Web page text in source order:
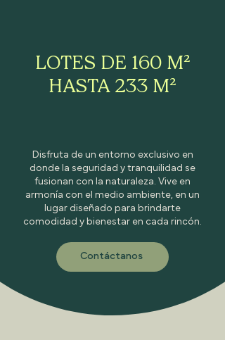
Disfruta de un entorno exclusivo en
donde la seguridad y tranquilidad se
fusionan con la naturaleza. Vive en
armonía con el medio ambiente, en un
lugar diseñado para brindarte
comodidad y bienestar en cada rincón.
LOTES DE 160 M²
HASTA 233 M²
Contáctanos